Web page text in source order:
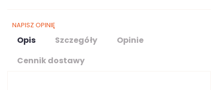
NAPISZ OPINIĘ
Opis Szczegóły
Opinie
Cennik dostawy